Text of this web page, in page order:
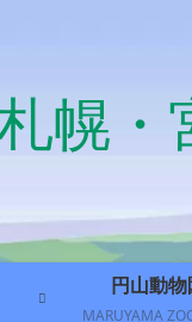
幌・
円山動物
MARUYAMA